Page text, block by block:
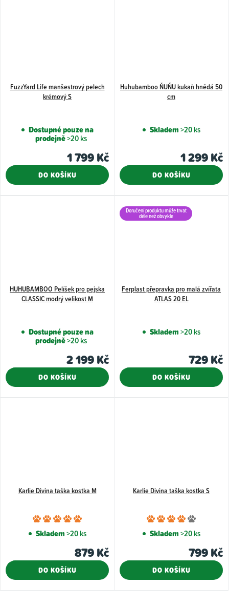
FuzzYard Life manšestrový pelech
krémový S
Dostupné pouze na
prodejně>20 ks
1 799 Kč
DO KOŠÍKU
Huhubamboo ŇUŇU kukaň hnědá 50
cm
Skladem>20 ks
1 299 Kč
DO KOŠÍKU
HUHUBAMBOO Pelíšek pro pejska
CLASSIC modrý velikost M
Dostupné pouze na
prodejně>20 ks
2 199 Kč
DO KOŠÍKU
Doručení produktu může trvat
déle než obvykle
Ferplast přepravka pro malá zvířata
ATLAS 20 EL
Skladem>20 ks
729 Kč
DO KOŠÍKU
Karlie Divina taška kostka M
Průměrné
hodnocení
je
z
Skladem>20 ks
879 Kč
DO KOŠÍKU
Karlie Divina taška kostka S
je
z
Skladem>20 ks
799 Kč
DO KOŠÍKU